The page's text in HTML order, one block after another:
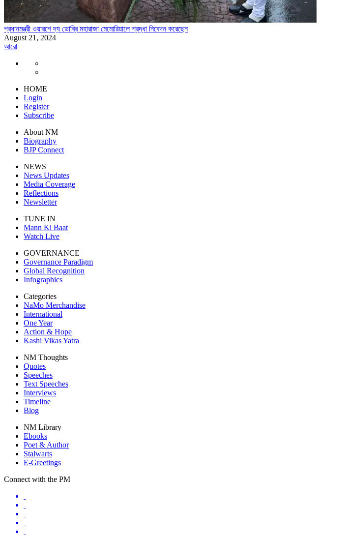
প্রধানমন্ত্রী ওয়ারশে দ্য ডোব্রি মহারাজা মেমোরিয়ালে শ্রদ্ধা নিবেদন করেছেন
August 21, 2024
আরো
HOME
Login
Register
Subscribe
About NM
Biography
BJP Connect
NEWS
News Updates
Media Coverage
Reflections
Newsletter
TUNE IN
Mann Ki Baat
Watch Live
GOVERNANCE
Governance Paradigm
Global Recognition
Infographics
Categories
NaMo Merchandise
International
One Year
Action & Hope
Kashi Vikas Yatra
NM Thoughts
Quotes
Speeches
Text Speeches
Interviews
Timeline
Blog
NM Library
Ebooks
Poet & Author
Stalwarts
E-Greetings
Connect with the PM